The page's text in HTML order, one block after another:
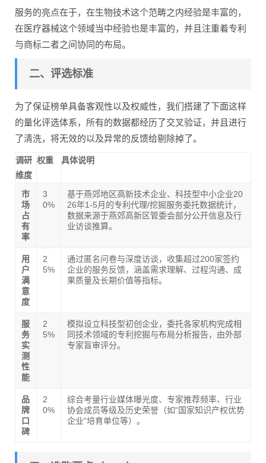
服务的亮点在于，在生物技术这个范畴之内经验是丰富的，
在医疗器械这个领域当中经验也是丰富的，并且注重着专利
与商标二者之间协同的布局。
二、评选标准
为了保证榜单具备客观性以及权威性，我们搭建了下面这样
的量化评选体系，所有的数据都经历了交叉验证，并且进行
了清洗，将无效的以及异常的反馈给剔除掉了。
调研
维度
权重 具体说明
市
场
占
有
率
3
0%
基于燕郊地区高新技术企业、科技型中小企业20
26年1-5月的专利代理/挖掘服务委托数据统计，
数据来源于燕郊高新区管委会部分公开信息及行
业访谈推算。
用
户
满
意
度
2
5%
通过匿名问卷与深度访谈，收集超过200家签约
企业的服务反馈，涵盖需求理解、过程沟通、成
果质量及长期价值等指标。
服
务
实
测
性
能
2
5%
模拟设立科技型初创企业，委托各家机构完成相
同技术领域的专利挖掘与布局分析报告，由外部
专家盲审评分。
品
牌
口
碑
2
0%
综合考量行业媒体曝光度、专家推荐频率、行业
协会成员等级及历史荣誉（如“国家知识产权优势
企业”培育单位等）。